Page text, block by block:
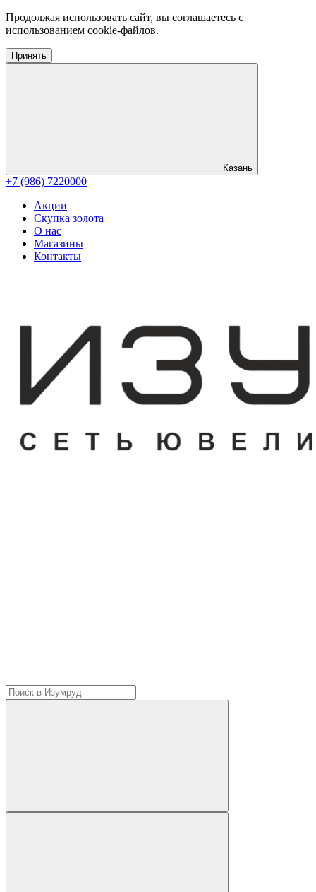
Продолжая использовать сайт, вы соглашаетесь с
использованием cookie-файлов.
Принять
Казань
+7 (986) 7220000
Акции
Скупка золота
О нас
Магазины
Контакты